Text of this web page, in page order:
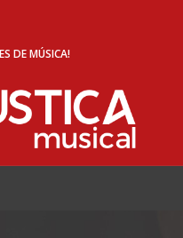
DE MÚSICA!